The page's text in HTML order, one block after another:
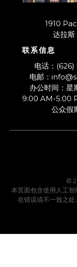
1910
达拉斯
联系信息
电话：
电邮：
办公时间：星
9:00 AM-5:00
公众假
©
本页面包含使用人工
在错误或不一致之处